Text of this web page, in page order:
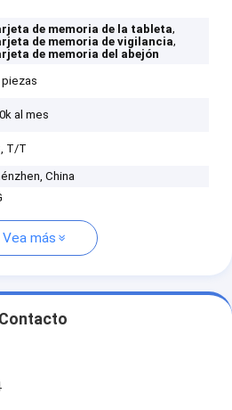
de memoria de la tableta,
de memoria de vigilancia,
de memoria del abejón
piezas
al mes
T/T
China
Vea más
Contacto